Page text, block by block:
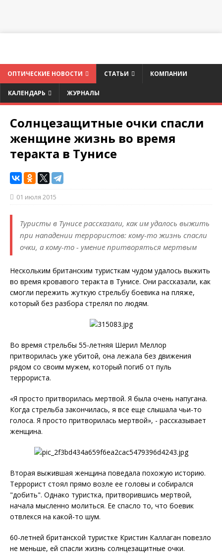
ОПТИЧЕСКИЕ НОВОСТИ СТАТЬИ КОМПАНИИ
КАЛЕНДАРЬ ЖУРНАЛЫ
Солнцезащитные очки спасли
женщине жизнь во время
теракта в Тунисе
01 июля 2015
Туристы в Тунисе рассказали, как им удалось выжить
при нападении террористов: кому-то жизнь спасли
очки, а кому-то - умение притворяться мертвым
Нескольким британским туристкам чудом удалось выжить
во время кровавого теракта в Тунисе. Они рассказали, как
смогли пережить жуткую стрельбу боевика на пляже,
который без разбора стрелял по людям.
Во время стрельбы 55-летняя Шерил Меллор
притворилась уже убитой, она лежала без движения
рядом со своим мужем, который погиб от пуль
террориста.
«Я просто притворилась мертвой. Я была очень напугана.
Когда стрельба закончилась, я все еще слышала чьи-то
голоса. Я просто притворилась мертвой», - рассказывает
женщина.
Вторая выжившая женщина поведала похожую историю.
Террорист стоял прямо возле ее головы и собирался
"добить". Однако туристка, притворившись мертвой,
начала мысленно молиться. Ее спасло то, что боевик
отвлекся на какой-то шум.
60-летней британской туристке Кристин Каллаган повезло
не меньше, ей спасли жизнь солнцезащитные очки.